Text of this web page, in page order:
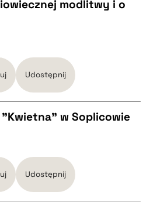
modlitwy i o
Udostępnij
w Soplicowie
Udostępnij